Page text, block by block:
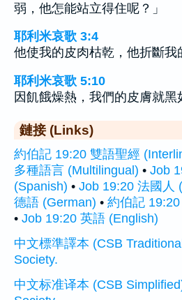
弱，他怎能站立得住呢？」
耶利米哀歌 3:4
他使我的皮肉枯乾，他折斷我
耶利米哀歌 5:10
因飢餓燥熱，我們的皮膚就黑
鏈接 (Links)
約伯記 19:20 雙語聖經
多種語言 (Multilingual) • Job
(Spanish) • Job 19:20 法國人
德語 (German) • 約伯記
• Job 19:20 英語 (English)
中文標準譯本 (CSB
Society.
中文标准译本 (CSB